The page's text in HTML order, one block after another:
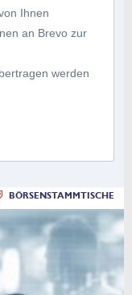
Ihnen
an Brevo zur
werden
BÖRSENSTAMMTISCHE